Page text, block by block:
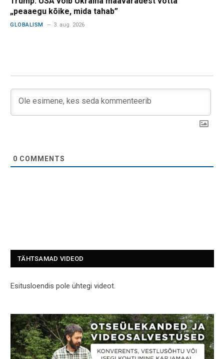
„peaaegu kõike, mida tahab”
GLOBALISM 3. aug. 2026
0 COMMENTS
TÄHTSAMAD VIDEOD
Esitusloendis pole ühtegi videot.